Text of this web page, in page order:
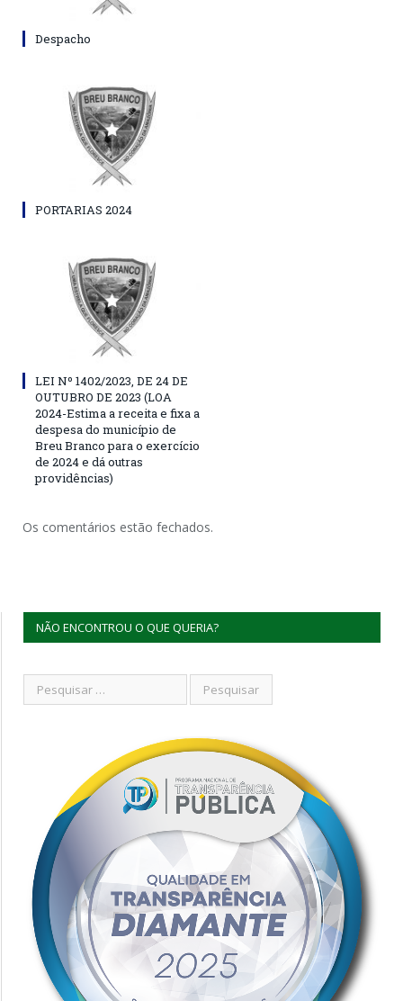
Despacho
PORTARIAS 2024
LEI Nº 1402/2023, DE 24 DE
OUTUBRO DE 2023 (LOA
2024-Estima a receita e fixa a
despesa do município de
Breu Branco para o exercício
de 2024 e dá outras
providências)
Os comentários estão fechados.
NÃO ENCONTROU O QUE QUERIA?